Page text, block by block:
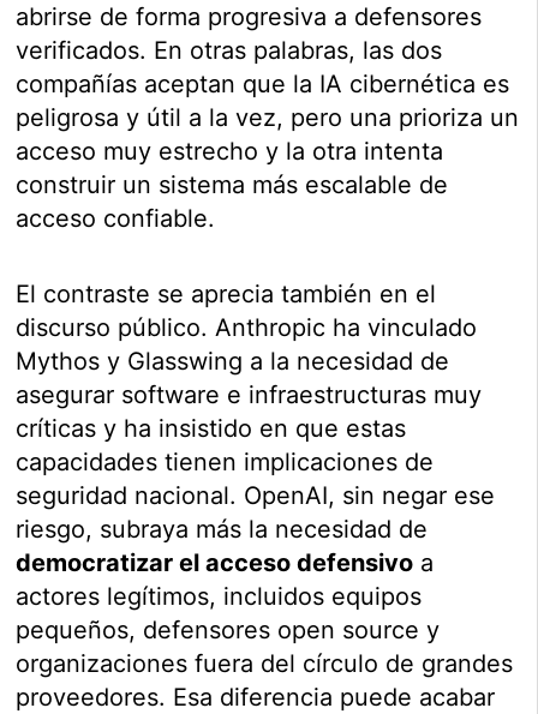
abrirse de forma progresiva a defensores
verificados. En otras palabras, las dos
compañías aceptan que la IA cibernética es
peligrosa y útil a la vez, pero una prioriza un
acceso muy estrecho y la otra intenta
construir un sistema más escalable de
acceso confiable.
El contraste se aprecia también en el
discurso público. Anthropic ha vinculado
Mythos y Glasswing a la necesidad de
asegurar software e infraestructuras muy
críticas y ha insistido en que estas
capacidades tienen implicaciones de
seguridad nacional. OpenAI, sin negar ese
riesgo, subraya más la necesidad de
democratizar el acceso defensivo a
actores legítimos, incluidos equipos
pequeños, defensores open source y
organizaciones fuera del círculo de grandes
proveedores. Esa diferencia puede acabar